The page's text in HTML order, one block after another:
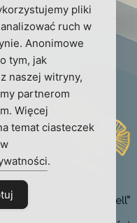
Możliwy dojazd na
w stylu „slow farewell”
pliki
ruch w
Anonimowe
tym, jak
naszej witryny,
partnerom
Więcej
temat ciasteczek
.